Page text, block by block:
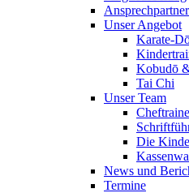
Ansprechpartner
Unser Angebot
Karate-
Kobudō
Tai Chi
Unser Team
Die
News und
Termine